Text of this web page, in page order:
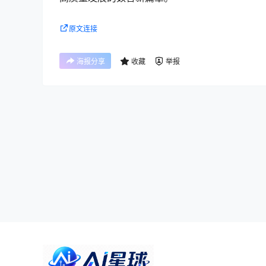
原文连接
海报分享 收藏 举报